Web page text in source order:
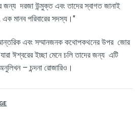
জন্য দরজা উন্মুক্ত এবং তাদের স্বাগত জানাই
এক মানব পরিবারের সদস্য।"
আন্তরিক এবং সম্মানজনক কথোপকথনের উপর জোর
ঈশ্বরের ইচ্ছা মেনে চলি তাদের জন্য এটি
– চন্দনা রোজারিও।